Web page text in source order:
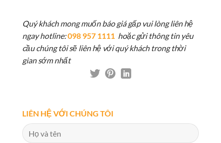
Quý khách mong muốn báo giá gấp vui lòng liên hệ
ngay hotline:098 957 1111 hoặc gửi thông tin yêu
cầu chúng tôi sẽ liên hệ với quý khách trong thời
gian sớm nhất
LIÊN HỆ VỚI CHÚNG TÔI